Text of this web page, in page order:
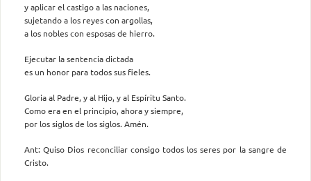
y aplicar el castigo a las naciones,
sujetando a los reyes con argollas,
a los nobles con esposas de hierro.
Ejecutar la sentencia dictada
es un honor para todos sus fieles.
Gloria al Padre, y al Hijo, y al Espíritu Santo.
Como era en el principio, ahora y siempre,
por los siglos de los siglos. Amén.
Ant: Quiso Dios reconciliar consigo todos los seres por la sangre de
Cristo.